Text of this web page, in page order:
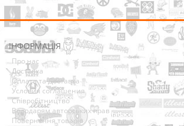
ІНФОРМАЦІЯ
Про нас
Доставка
Оплата та Доставка
Условия соглашения
Співробітництво
Володарям авторських прав
Повернення товарів